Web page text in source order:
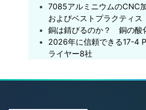
7085アルミニウムのCNC
およびベストプラクティス
銅は錆びるのか？ 銅の酸
2026年に信頼できる17-4
ライヤー8社